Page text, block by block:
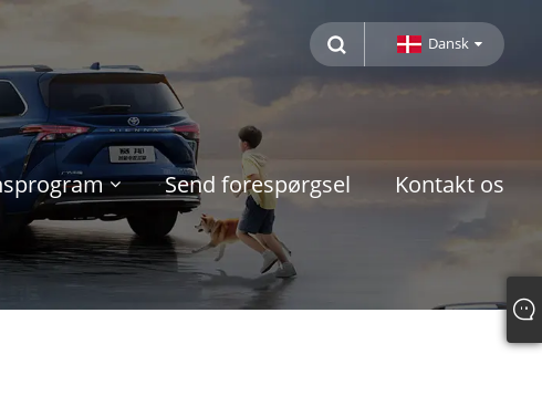
Dansk
Send forespørgsel Kontakt os